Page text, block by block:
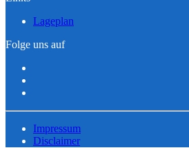
Lageplan
Folge uns auf
Impressum
Disclaimer